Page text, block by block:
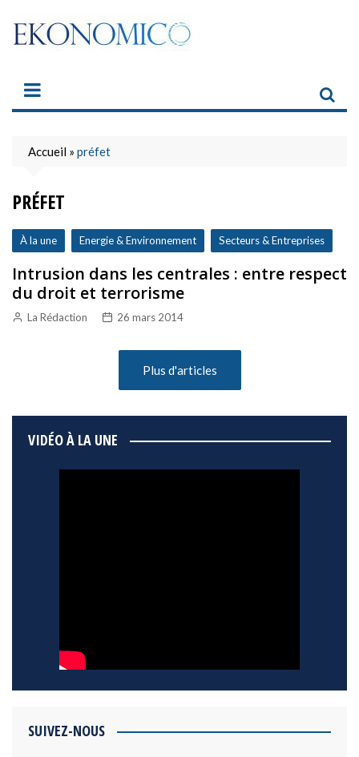
content
Accueil » préfet
PRÉFET
À la une Energie & Environnement Secteurs & Entreprises
Intrusion dans les centrales : entre respect
du droit et terrorisme
La Rédaction 26 mars 2014
Plus d'articles
VIDÉO À LA UNE
SUIVEZ-NOUS